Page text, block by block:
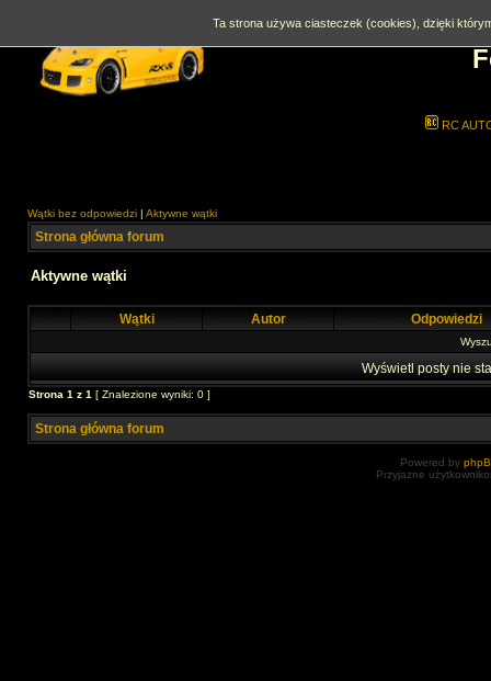
RC
Wątki bez odpowiedzi | Aktywne wątki
Strona główna forum
Aktywne wątki
Wątki Autor Odpowiedzi
Wyświetl posty nie
Strona 1 z 1 [ Znalezione wyniki: 0 ]
Strona główna forum
Powered by
Przyjazne
Ta strona używa ciasteczek (cookies), dzięki